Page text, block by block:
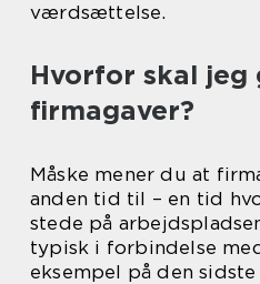
værdsættelse.
Hvorfor skal jeg
firmagaver?
Måske mener du at
anden tid til – en tid
stede på
typisk i forbindelse
eksempel på den